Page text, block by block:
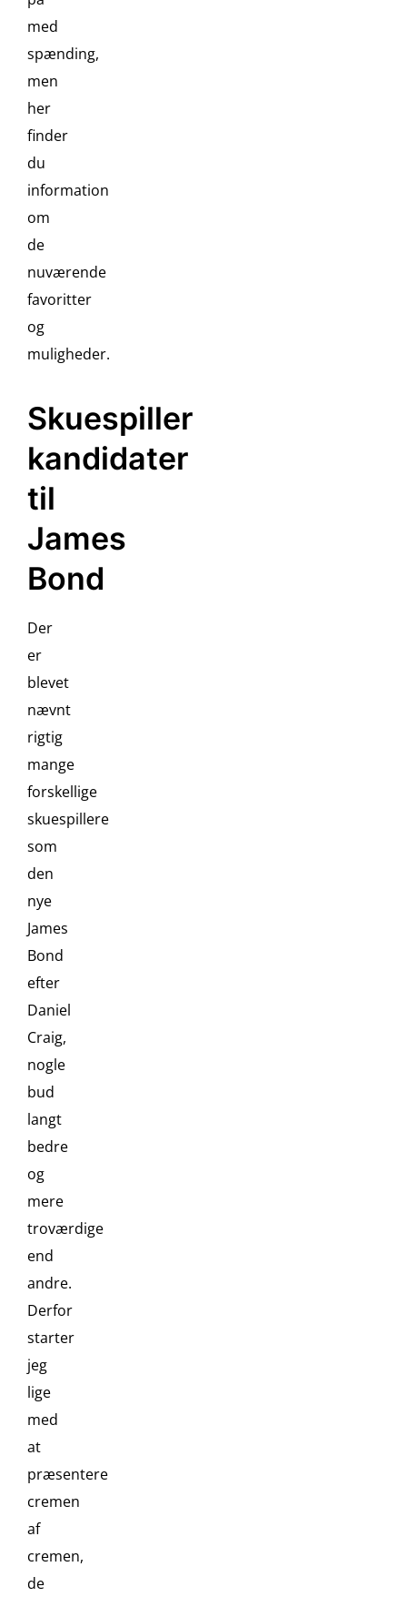
med
spænding,
men
her
finder
du
information
om
de
nuværende
favoritter
og
muligheder.
Skuespiller
kandidater
til
James
Bond
Der
er
blevet
nævnt
rigtig
mange
forskellige
skuespillere
som
den
nye
James
Bond
efter
Daniel
Craig,
nogle
bud
langt
bedre
og
mere
troværdige
end
andre.
Derfor
starter
jeg
lige
med
at
præsentere
cremen
af
cremen,
de